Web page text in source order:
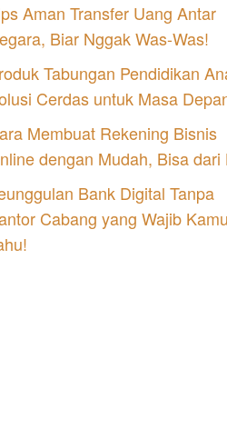
Aman Transfer Uang Antar
Biar Nggak Was-Was!
Tabungan Pendidikan
Cerdas untuk Masa
Membuat Rekening Bisnis
dengan Mudah, Bisa dari
Bank Digital Tanpa
Cabang yang Wajib Kamu